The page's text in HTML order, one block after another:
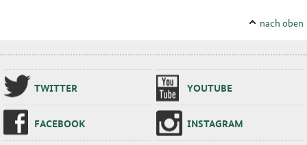
nach oben
TWIT­TER YOU­TU­BE
FA­CE­BOOK INS­TA­GRAM